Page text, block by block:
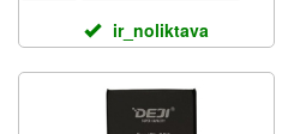
ir_noliktava